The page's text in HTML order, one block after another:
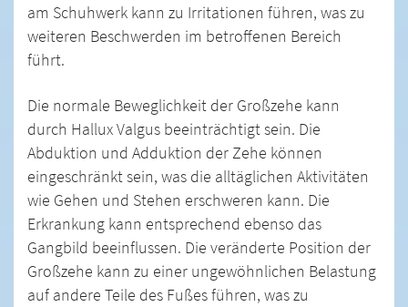
am Schuhwerk kann zu Irritationen führen, was zu
weiteren Beschwerden im betroffenen Bereich
führt.
Die normale Beweglichkeit der Großzehe kann
durch Hallux Valgus beeinträchtigt sein. Die
Abduktion und Adduktion der Zehe können
eingeschränkt sein, was die alltäglichen Aktivitäten
wie Gehen und Stehen erschweren kann. Die
Erkrankung kann entsprechend ebenso das
Gangbild beeinflussen. Die veränderte Position der
Großzehe kann zu einer ungewöhnlichen Belastung
auf andere Teile des Fußes führen, was zu